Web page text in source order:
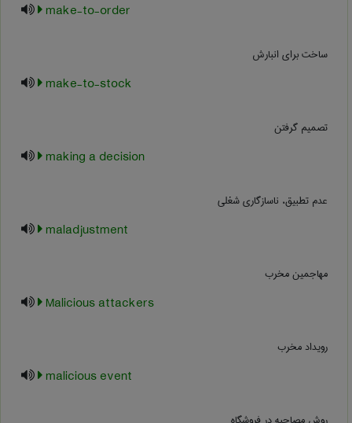
make-to-order
ساخت برای انبارش
make-to-stock
تصمیم گرفتن
making a decision
عدم تطبیق، ناسازگاری شغلی
maladjustment
مهاجمین مخرب
Malicious attackers
رویداد مخرب
malicious event